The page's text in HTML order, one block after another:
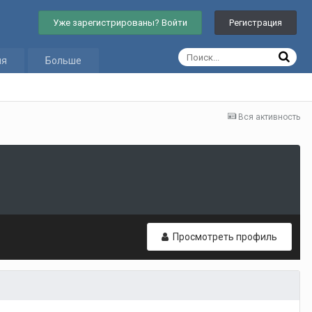
Уже зарегистрированы? Войти Регистрация
Больше
Вся активность
Просмотреть профиль